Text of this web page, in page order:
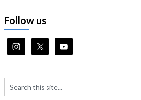
Follow us